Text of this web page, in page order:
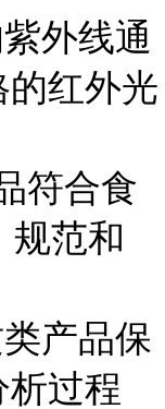
外线通
红外光
符合食
规范和
产品保
过程